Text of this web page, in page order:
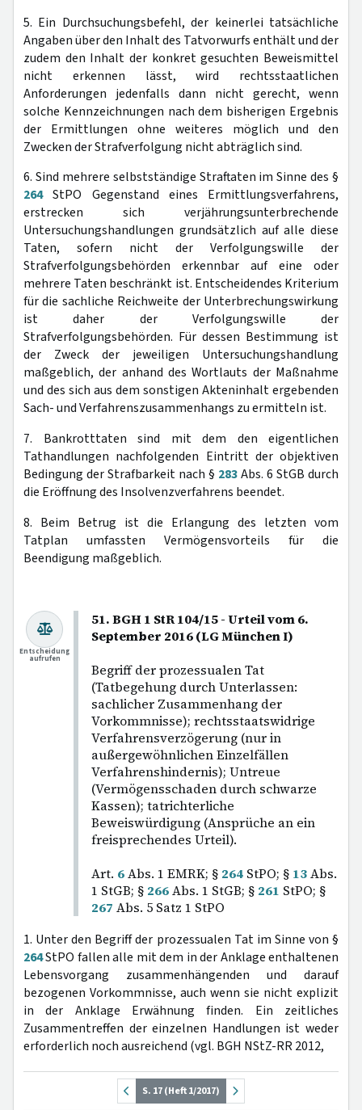
5. Ein Durchsuchungsbefehl, der keinerlei tatsächliche
Angaben über den Inhalt des Tatvorwurfs enthält und der
zudem den Inhalt der konkret gesuchten Beweismittel
nicht erkennen lässt, wird rechtsstaatlichen
Anforderungen jedenfalls dann nicht gerecht, wenn
solche Kennzeichnungen nach dem bisherigen Ergebnis
der Ermittlungen ohne weiteres möglich und den
Zwecken der Strafverfolgung nicht abträglich sind.
6. Sind mehrere selbstständige Straftaten im Sinne des §
264StPO Gegenstand eines Ermittlungsverfahrens,
erstrecken sich verjährungsunterbrechende
Untersuchungshandlungen grundsätzlich auf alle diese
Taten, sofern nicht der Verfolgungswille der
Strafverfolgungsbehörden erkennbar auf eine oder
mehrere Taten beschränkt ist. Entscheidendes Kriterium
für die sachliche Reichweite der Unterbrechungswirkung
ist daher der Verfolgungswille der
Strafverfolgungsbehörden. Für dessen Bestimmung ist
der Zweck der jeweiligen Untersuchungshandlung
maßgeblich, der anhand des Wortlauts der Maßnahme
und des sich aus dem sonstigen Akteninhalt ergebenden
Sach- und Verfahrenszusammenhangs zu ermitteln ist.
7. Bankrotttaten sind mit dem den eigentlichen
Tathandlungen nachfolgenden Eintritt der objektiven
Bedingung der Strafbarkeit nach § 283Abs. 6 StGB durch
die Eröffnung des Insolvenzverfahrens beendet.
8. Beim Betrug ist die Erlangung des letzten vom
Tatplan umfassten Vermögensvorteils für die
Beendigung maßgeblich.
51. BGH 1 StR 104/15 - Urteil vom 6.
September 2016 (LG München I)
Begriff der prozessualen Tat
(Tatbegehung durch Unterlassen:
sachlicher Zusammenhang der
Vorkommnisse); rechtsstaatswidrige
Verfahrensverzögerung (nur in
außergewöhnlichen Einzelfällen
Verfahrenshindernis); Untreue
(Vermögensschaden durch schwarze
Kassen); tatrichterliche
Beweiswürdigung (Ansprüche an ein
freisprechendes Urteil).
Art. 6Abs. 1 EMRK; § 264 StPO; § 13Abs.
1 StGB; § 266Abs. 1 StGB; § 261 StPO; §
267 Abs. 5 Satz 1 StPO
Entscheidung
aufrufen
1. Unter den Begriff der prozessualen Tat im Sinne von §
264StPO fallen alle mit dem in der Anklage enthaltenen
Lebensvorgang zusammenhängenden und darauf
bezogenen Vorkommnisse, auch wenn sie nicht explizit
in der Anklage Erwähnung finden. Ein zeitliches
Zusammentreffen der einzelnen Handlungen ist weder
erforderlich noch ausreichend (vgl. BGH NStZ-RR 2012,
S. 17 (Heft 1/2017)